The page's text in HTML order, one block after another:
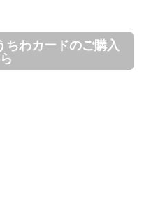
ちわカードのご購入